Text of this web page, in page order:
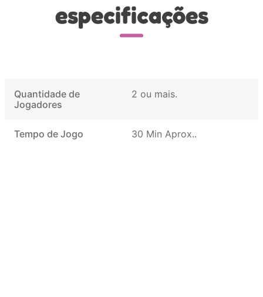
especificações
Quantidade de
Jogadores
2 ou mais
Tempo de Jogo 30 Min Aprox.